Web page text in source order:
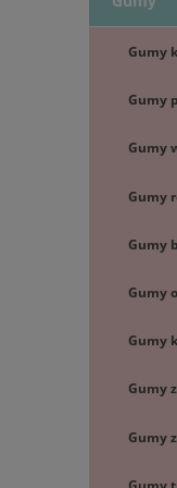
Gumy
Gumy
Gumy
Gumy
Gumy
Gumy
Gumy
Gumy
Gumy